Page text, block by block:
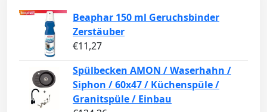
Beaphar 150 ml Geruchsbinder
Zerstäuber
€11,27
Spülbecken AMON / Waserhahn /
Siphon / 60x47 / Küchenspüle /
Granitspüle / Einbau